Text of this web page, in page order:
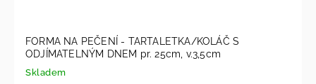
FORMA NA PEČENÍ - TARTALETKA/KOLÁČ S
ODJÍMATELNÝM DNEM pr. 25cm, v.3,5cm
Skladem